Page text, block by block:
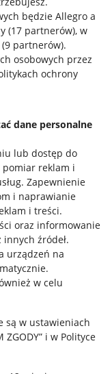
będzie Allegro a
(17 partnerów), w
9 partnerów).
osobowych przez
ochrony
dane personalne
lub dostęp do
pomiar reklam i
. Zapewnienie
i naprawianie
i treści.
oraz informowanie
innych źródeł.
urządzeń na
.
w celu
są w ustawieniach
i w Polityce